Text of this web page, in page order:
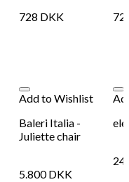
728 DKK
Add to Wishlist
Baleri Italia -
Juliette chair
5.800DKK